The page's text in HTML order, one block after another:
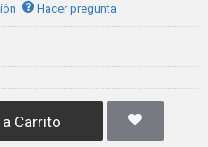
Hacer pregunta
Carrito